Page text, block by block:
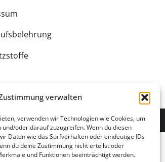
verwalten
verwenden wir Technologien wie Cookies, um
oder darauf zuzugreifen. Wenn du diesen
Daten wie das Surfverhalten oder eindeutige IDs
du deine Zustimmung nicht erteilst oder
und Funktionen beeinträchtigt werden.
für Lieferdienste